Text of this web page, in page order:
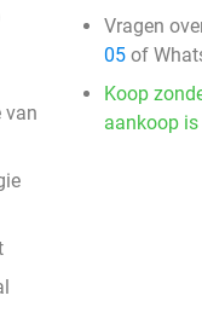
van
Vragen
05 of
Koop
aankoop